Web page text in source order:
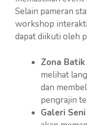
Selain pameran
workshop
dapat diikuti oleh
Zona
melihat
dan
pengrajin
Galeri